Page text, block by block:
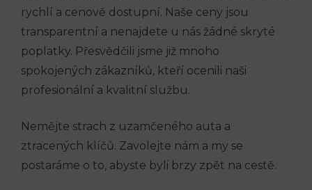
‍rychlí⁢ a ⁤cenově dostupní. Naše‍ ceny⁢ jsou
transparentní a nenajdete u⁣ nás⁣ žádné skryté
‍poplatky. Přesvědčili ⁤jsme ​již mnoho
spokojených zákazníků,⁢ kteří ocenili⁤ naši
profesionální a kvalitní⁣ službu.
Nemějte strach z uzamčeného auta a
ztracených klíčů. Zavolejte nám a ‍my se
postaráme o to,​ abyste byli brzy‌ zpět na cestě.